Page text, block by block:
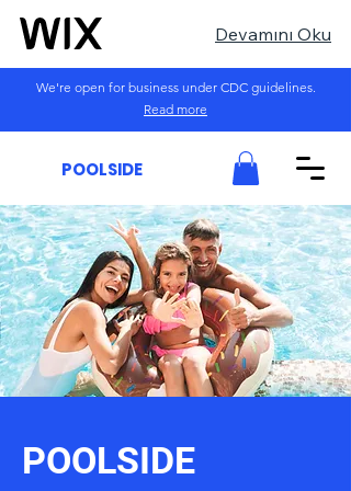
Devamını Oku